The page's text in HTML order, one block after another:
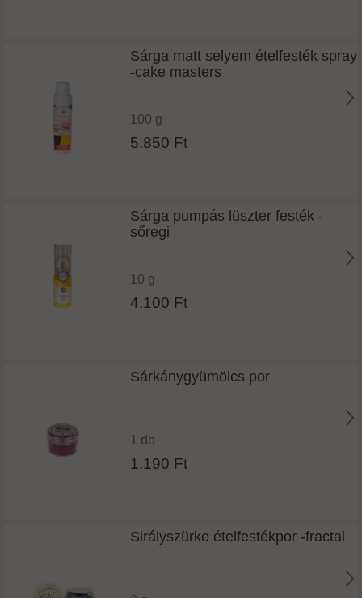
Sárga matt selyem ételfesték spray
-cake masters
100 g
5.850 Ft
Sárga pumpás lüszter festék -
sőregi
10 g
4.100 Ft
Sárkánygyümölcs por
1 db
1.190 Ft
Sirályszürke ételfestékpor -fractal